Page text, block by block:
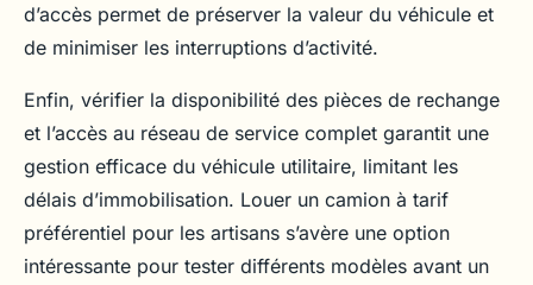
d’accès permet de préserver la valeur du véhicule et
de minimiser les interruptions d’activité.
Enfin, vérifier la disponibilité des pièces de rechange
et l’accès au réseau de service complet garantit une
gestion efficace du véhicule utilitaire, limitant les
délais d’immobilisation. Louer un camion à tarif
préférentiel pour les artisans s’avère une option
intéressante pour tester différents modèles avant un